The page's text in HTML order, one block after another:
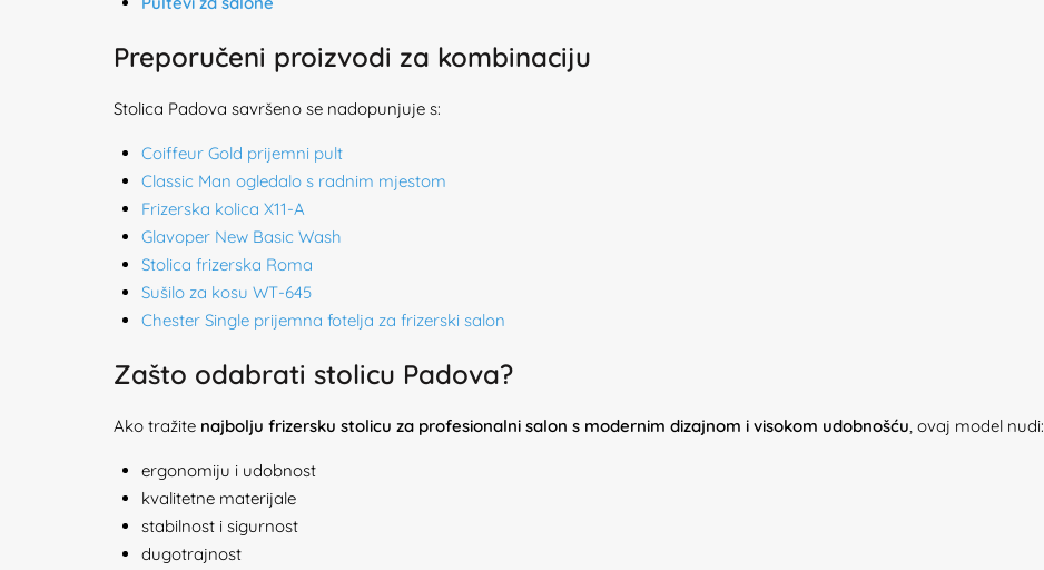
Preporučeni proizvodi za kombinaciju
Stolica Padova savršeno se nadopunjuje s:
Coiffeur Gold prijemni pult
Classic Man ogledalo s radnim mjestom
Frizerska kolica X11-A
Glavoper New Basic Wash
Stolica frizerska Roma
Sušilo za kosu WT-645
Chester Single prijemna fotelja za frizerski salon
Zašto odabrati stolicu Padova?
Ako tražite najbolju frizersku stolicu za profesionalni salon s modernim dizajnom i visokom udobnošću, ovaj model nudi:
ergonomiju i udobnost
kvalitetne materijale
stabilnost i sigurnost
dugotrajnost